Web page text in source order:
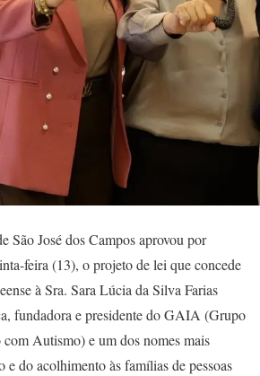
São José dos Campos aprovou por
feira (13), o projeto de lei que concede
à Sra. Sara Lúcia da Silva Farias
fundadora e presidente do GAIA (Grupo
Autismo) e um dos nomes mais
e do acolhimento às famílias de pessoas